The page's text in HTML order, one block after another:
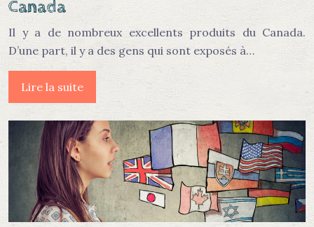
Canada
Il y a de nombreux excellents produits du Canada.
D’une part, il y a des gens qui sont exposés à…
Lire la suite